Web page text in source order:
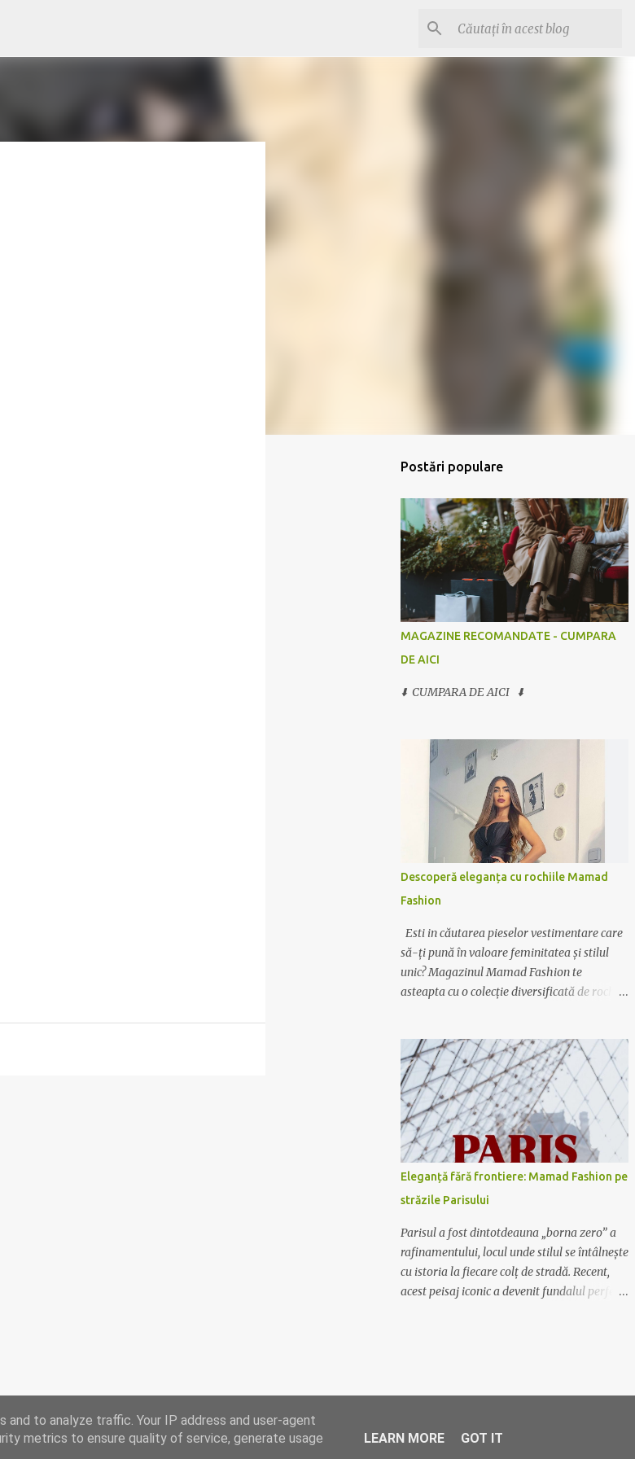
Postări populare
MAGAZINE RECOMANDATE - CUMPARA
DE AICI
⬇️ CUMPARA DE AICI ⬇️
Descoperă eleganța cu rochiile Mamad
Fashion
Esti in căutarea pieselor vestimentare care
să-ți pună în valoare feminitatea și stilul
unic? Magazinul Mamad Fashion te
asteapta cu o colecție diversificată de rochii
orice ocazie Indiferent dacă ai nevoie de o
rochie elegantă pentru ocazii speciale sau de
o variantă casual pentru zilele relaxante,
Mamad Fashion are soluția potrivită pentru
tine. De la rochiile lungi, vaporoase și
elegante, perfecte pentru evenimente
formale, la rochiile scurte și lejere, ideale
pentru plimbările în oraș sau ieșirile cu
prietenii, colecția noastră acoperă toate
gusturile și preferințele. Calitate și
rafinament Fiecare rochie Mamad Fashion
este creată cu atenție la detalii, folosind
materiale de calitate superioară ce oferă
Eleganță fără frontiere: Mamad Fashion pe
străzile Parisului
Parisul a fost dintotdeauna „borna zero” a
rafinamentului, locul unde stilul se întâlnește
cu istoria la fiecare colț de stradă. Recent,
acest peisaj iconic a devenit fundalul perfect
arhitectura metalică a turnului și farmecul
to analyze traffic. Your IP address and user-agent
metrics to ensure quality of service, generate usage
LEARN MORE GOT IT